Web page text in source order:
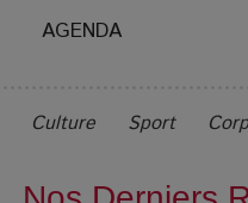
AGENDA
Culture Sport